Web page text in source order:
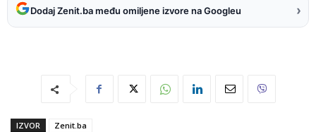
Dodaj Zenit.ba među omiljene izvore na Googleu ›
IZVOR
Zenit.ba